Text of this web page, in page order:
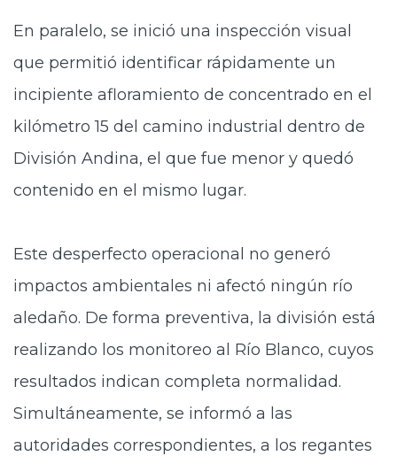
En paralelo, se inició una inspección visual
que permitió identificar rápidamente un
incipiente afloramiento de concentrado en el
kilómetro 15 del camino industrial dentro de
División Andina, el que fue menor y quedó
contenido en el mismo lugar.
Este desperfecto operacional no generó
impactos ambientales ni afectó ningún río
aledaño. De forma preventiva, la división está
realizando los monitoreo al Río Blanco, cuyos
resultados indican completa normalidad.
Simultáneamente, se informó a las
autoridades correspondientes, a los regantes